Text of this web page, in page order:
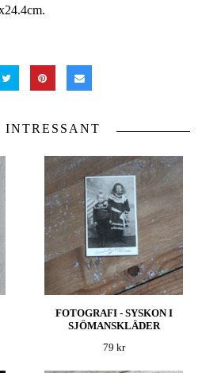
INTRESSANT
FOTOGRAFI - SYSKON I
SJÖMANSKLÄDER
79 kr